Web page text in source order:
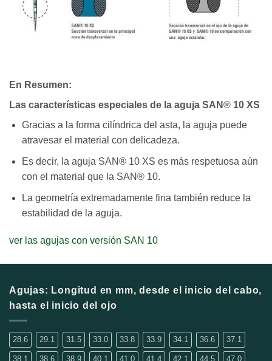
En Resumen:
Las características especiales de la aguja SAN® 10 XS
Gracias a la forma cilíndrica del asta, la aguja puede
atravesar el material con delicadeza.
Es decir, la aguja SAN® 10 XS es más respetuosa aún
con el material que la SAN® 10.
La geometría extremadamente fina también reduce la
estabilidad de la aguja.
ver las agujas con versión SAN 10
Agujas: Longitud en mm, desde el inicio del cabo,
hasta el inicio del ojo
28.6 29.1 31.5 33.0 33.8 33.9 34.1 36.6 37.1
38.1 38.6 38.9 40.1 41.0 41.4 42.1 44.5 47.0